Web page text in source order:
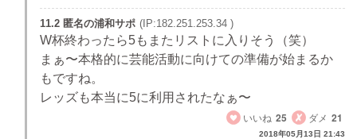
11.2 匿名の浦和サポ (IP:182.251.253.34 )
W杯終わったら5もまたリストに入りそう（笑）
まぁ〜本格的に芸能活動に向けての準備が始まるか
もですね。
レッズも本当に5に利用されたなぁ〜
いいね 25 ダメ 21
2018年05月13日 21:43